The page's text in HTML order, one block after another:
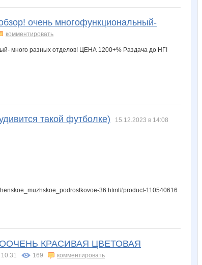
очень многофункциональный-
комментировать
такой футболке)
15.12.2023 в 14:08
36.html#product-110540616
КРАСИВАЯ ЦВЕТОВАЯ
169 комментировать